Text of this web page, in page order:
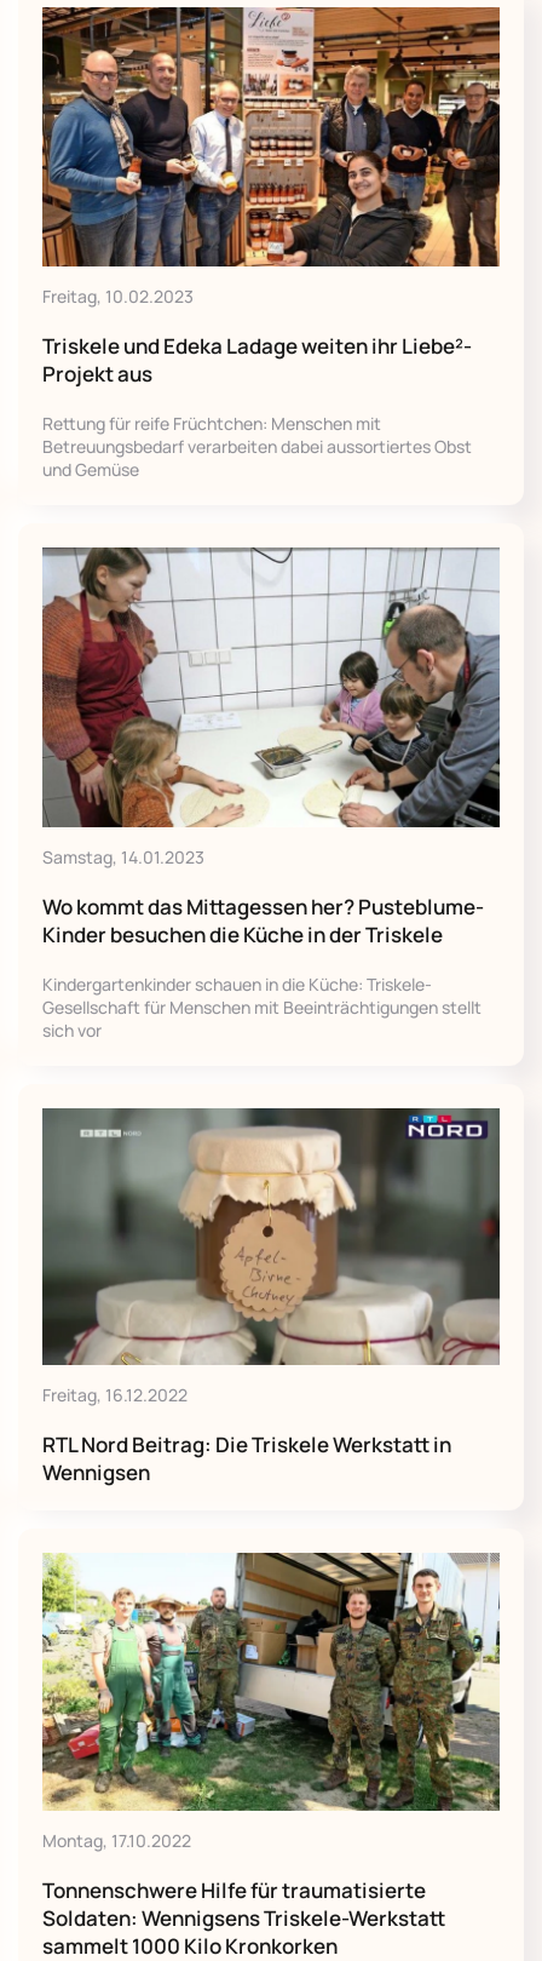
Freitag, 10.02.2023
Triskele und Edeka Ladage weiten ihr Liebe²-
Projekt aus
Rettung für reife Früchtchen: Menschen mit
Betreuungsbedarf verarbeiten dabei aussortiertes Obst
und Gemüse
Samstag, 14.01.2023
Wo kommt das Mittagessen her? Pusteblume-
Kinder besuchen die Küche in der Triskele
Kindergartenkinder schauen in die Küche: Triskele-
Gesellschaft für Menschen mit Beeinträchtigungen stellt
sich vor
Freitag, 16.12.2022
RTL Nord Beitrag: Die Triskele Werkstatt in
Wennigsen
Montag, 17.10.2022
Tonnenschwere Hilfe für traumatisierte
Soldaten: Wennigsens Triskele-Werkstatt
sammelt 1000 Kilo Kronkorken